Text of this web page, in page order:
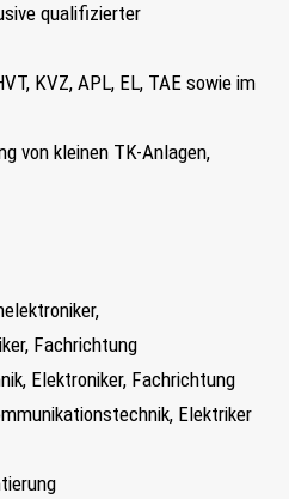
qualifizierter
KVZ, APL, EL, TAE sowie im
von kleinen TK-Anlagen,
Fachrichtung
Elektroniker, Fachrichtung
Elektriker